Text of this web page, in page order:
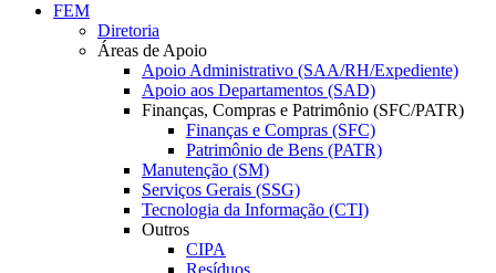
FEM
Diretoria
Áreas de Apoio
Apoio Administrativo (SAA/RH/Expediente)
Apoio aos Departamentos (SAD)
Finanças, Compras e Patrimônio (SFC/PATR)
Finanças e Compras (SFC)
Patrimônio de Bens (PATR)
Manutenção (SM)
Serviços Gerais (SSG)
Tecnologia da Informação (CTI)
Outros
CIPA
Resíduos